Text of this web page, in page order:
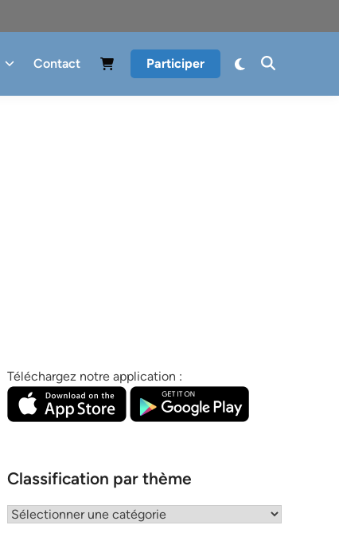
Contact Participer
Téléchargez notre application :
Classification par thème
Classification